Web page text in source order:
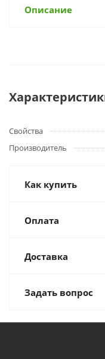
Описание
Свойства
Производитель
Как купить
Оплата
Доставка
Задать вопрос